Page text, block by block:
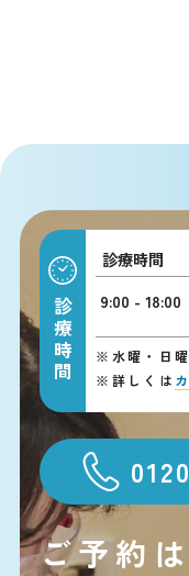
診療時間
診療時間
9:00 - 18:00
※ 水曜・日
※ 詳しくは
ご予約